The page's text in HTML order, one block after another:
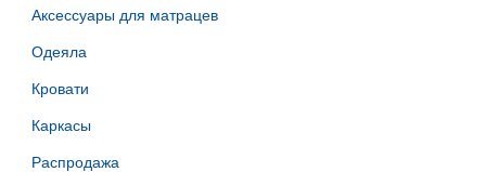
Аксессуары для матрацев
Одеяла
Кровати
Каркасы
Распродажа